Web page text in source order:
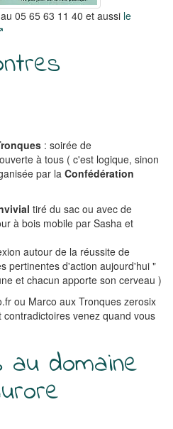
05 65 63 11 40 et aussi le
: soirée de
ouverte à tous ( c'est logique, sinon
par la Confédération
tiré du sac ou avec de
à bois mobile par Sasha et
autour de la réussite de
pertinentes d'action aujourd'hui "
et chacun apporte son cerveau )
ou Marco aux Tronques zerosix
venez quand vous
au domaine